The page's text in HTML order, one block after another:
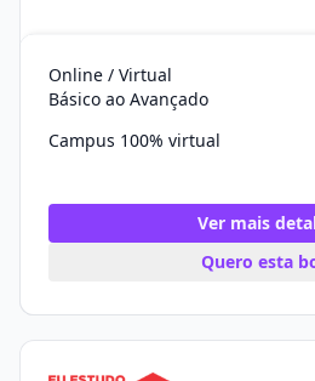
Online / Virtual
Básico ao Avançado
Campus 100% virtual
Ver mais
Quero esta